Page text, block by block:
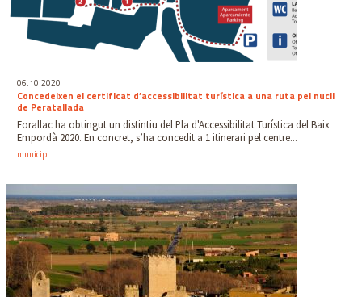
06.10.2020
Concedeixen el certificat d’accessibilitat turística a una ruta pel nucli
de Peratallada
Forallac ha obtingut un distintiu del Pla d'Accessibilitat Turística del Baix
Empordà 2020. En concret, s’ha concedit a 1 itinerari pel centre...
municipi